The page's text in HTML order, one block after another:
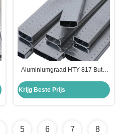
Aluminiumgraad HTY-817 Butyl
Door Window Isolatie
Krijg Beste Prijs
5 6 7 8